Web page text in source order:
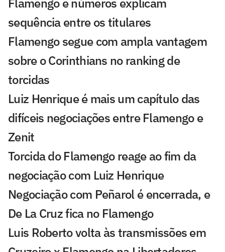
sequência entre os titulares
Flamengo segue com ampla vantagem
sobre o Corinthians no ranking de
torcidas
Luiz Henrique é mais um capítulo das
difíceis negociações entre Flamengo e
Zenit
Torcida do Flamengo reage ao fim da
negociação com Luiz Henrique
Negociação com Peñarol é encerrada, e
De La Cruz fica no Flamengo
Luis Roberto volta às transmissões em